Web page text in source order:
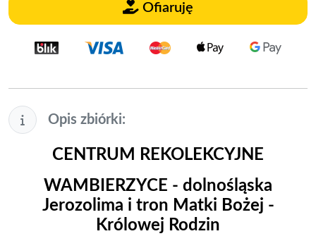
Ofiaruję
Opis zbiórki:
CENTRUM REKOLEKCYJNE
WAMBIERZYCE - dolnośląska
Jerozolima i tron Matki Bożej -
Królowej Rodzin